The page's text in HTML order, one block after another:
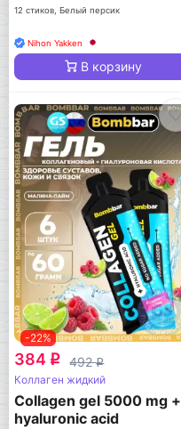
белого персика
12 стиков, Белый персик
Nihon Yakken
В корзину
-22%
384 q 492q
Коллаген жидкий
Collagen gel 5000 mg +
hyaluronic acid